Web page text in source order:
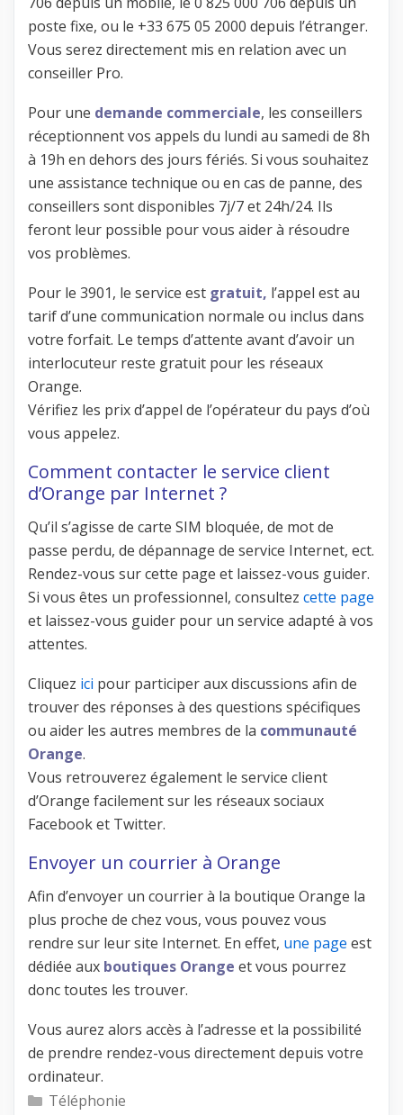
poste fixe, ou le +33 675 05 2000 depuis l’étranger.
Vous serez directement mis en relation avec un
conseiller Pro.
Pour une demande commerciale, les conseillers
réceptionnent vos appels du lundi au samedi de 8h
à 19h en dehors des jours fériés. Si vous souhaitez
une assistance technique ou en cas de panne, des
conseillers sont disponibles 7j/7 et 24h/24. Ils
feront leur possible pour vous aider à résoudre
vos problèmes.
Pour le 3901, le service est gratuit, l’appel est au
tarif d’une communication normale ou inclus dans
votre forfait. Le temps d’attente avant d’avoir un
interlocuteur reste gratuit pour les réseaux
Orange.
Vérifiez les prix d’appel de l’opérateur du pays d’où
vous appelez.
Comment contacter le service client
d’Orange par Internet ?
Qu’il s’agisse de carte SIM bloquée, de mot de
passe perdu, de dépannage de service Internet, ect.
Rendez-vous sur cette page et laissez-vous guider.
Si vous êtes un professionnel, consultez cette page
et laissez-vous guider pour un service adapté à vos
attentes.
Cliquez ici pour participer aux discussions afin de
trouver des réponses à des questions spécifiques
ou aider les autres membres de la communauté
Orange.
Vous retrouverez également le service client
d’Orange facilement sur les réseaux sociaux
Facebook et Twitter.
Envoyer un courrier à Orange
Afin d’envoyer un courrier à la boutique Orange la
plus proche de chez vous, vous pouvez vous
rendre sur leur site Internet. En effet, une page est
dédiée aux boutiques Orange et vous pourrez
donc toutes les trouver.
Vous aurez alors accès à l’adresse et la possibilité
de prendre rendez-vous directement depuis votre
ordinateur.
Catégories
Téléphonie